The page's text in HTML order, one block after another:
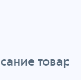
товара